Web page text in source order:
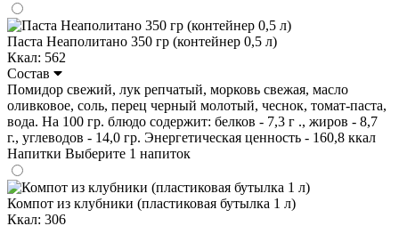
Паста Неаполитано 350 гр (контейнер 0,5 л)
Ккал: 562
Состав
Помидор свежий, лук репчатый, морковь свежая, масло
оливковое, соль, перец черный молотый, чеснок, томат-паста,
вода. На 100 гр. блюдо содержит: белков - 7,3 г ., жиров - 8,7
г., углеводов - 14,0 гр. Энергетическая ценность - 160,8 ккал
Напитки Выберите 1 напиток
Компот из клубники (пластиковая бутылка 1 л)
Ккал: 306